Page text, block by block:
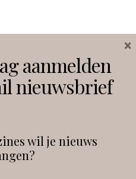
Facebook
aanmelden
nieuwsbrief
wil je nieuws
×